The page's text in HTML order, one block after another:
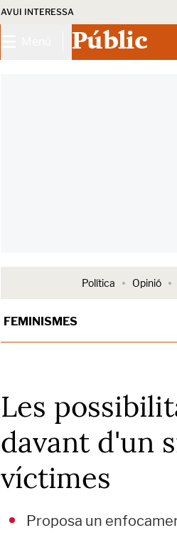
AVUI INTERESSA
Públic
Política Opinió
FEMINISMES
Les
davant d'un
víctimes
Proposa un